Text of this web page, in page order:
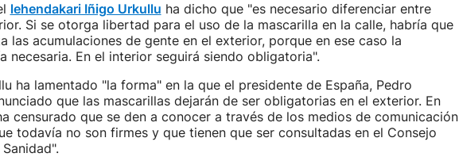
lehendakari Iñigo Urkullu ha dicho que "es necesario diferenciar entre
Si se otorga libertad para el uso de la mascarilla en la calle, habría que
las acumulaciones de gente en el exterior, porque en ese caso la
necesaria. En el interior seguirá siendo obligatoria".
ha lamentado "la forma" en la que el presidente de España, Pedro
que las mascarillas dejarán de ser obligatorias en el exterior. En
censurado que se den a conocer a través de los medios de comunicación
todavía no son firmes y que tienen que ser consultadas en el Consejo